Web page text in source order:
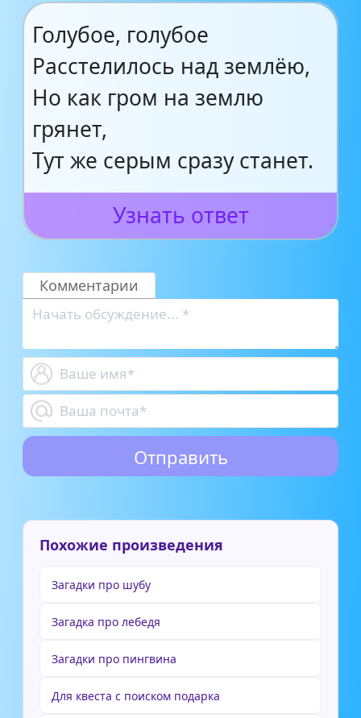
Голубое, голубое
Расстелилось над землёю,
Но как гром на землю
грянет,
Тут же серым сразу станет.
Узнать ответ
Комментарии
Похожие произведения
Загадки про шубу
Загадка про лебедя
Загадки про пингвина
Для квеста с поиском подарка